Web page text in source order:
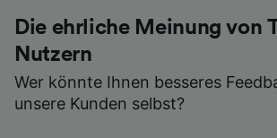
Die ehrliche Meinung von
Nutzern
Wer könnte Ihnen besseres
unsere Kunden selbst?